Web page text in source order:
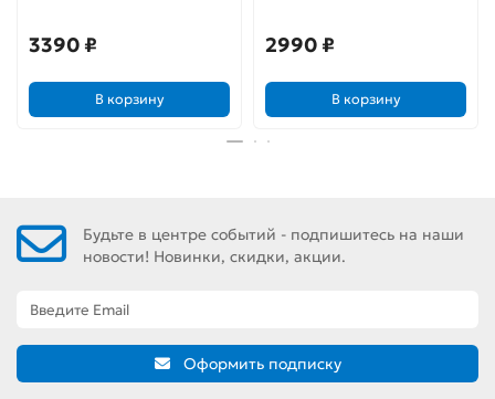
3390 ₽
В корзину
2990 ₽
В корзину
Будьте в центре событий - подпишитесь на наши
новости! Новинки, скидки, акции.
Оформить подписку